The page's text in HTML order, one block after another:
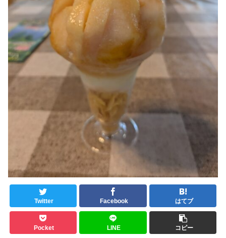
Twitter Facebook はてブ
Pocket LINE コピー